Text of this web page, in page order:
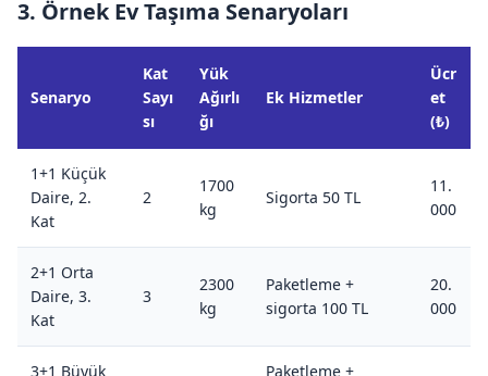
3. Örnek Ev Taşıma Senaryoları
Senaryo
Kat
Sayı
sı
Yük
Ağırlı
ğı
Ek Hizmetler
Ücr
et
(₺)
1+1 Küçük
Daire, 2.
Kat
2
1700
kg
Sigorta 50 TL
11.
000
2+1 Orta
Daire, 3.
Kat
3
2300
kg
Paketleme +
sigorta 100 TL
20.
000
3+1 Büyük Paketleme +